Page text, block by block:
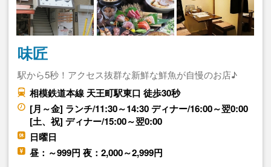
味匠
駅から5秒！アクセス抜群な新鮮な鮮魚が自慢のお店♪
相模鉄道本線 天王町駅東口 徒歩30秒
[月～金] ランチ/11:30～14:30 ディナー/16:00～翌0:00
[土、祝] ディナー/15:00～翌0:00
日曜日
昼：～999円 夜：2,000～2,999円